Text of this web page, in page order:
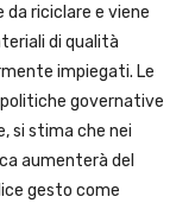
da riciclare e viene
di qualità
impiegati. Le
governative
si stima che nei
aumenterà del
gesto come